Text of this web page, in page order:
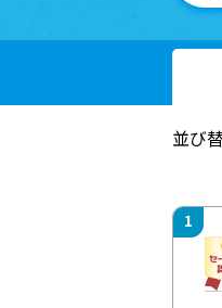
並び
1